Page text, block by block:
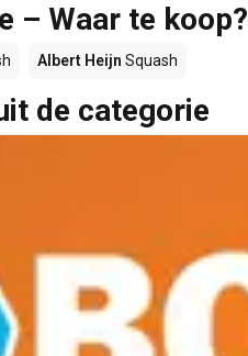
– Waar te koop?
Albert Heijn Squash
de categorie